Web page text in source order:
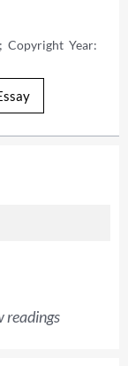
Copyright Year:
readings